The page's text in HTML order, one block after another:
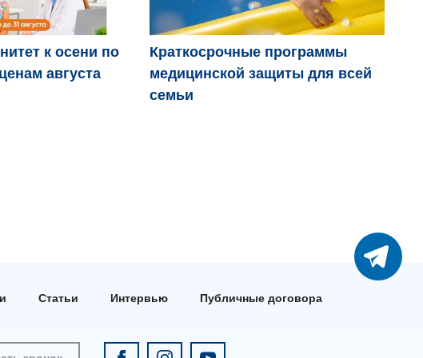
к осени по
августа
Краткосрочные программы
медицинской защиты для всей
семьи
Статьи Интервью Публичные договора